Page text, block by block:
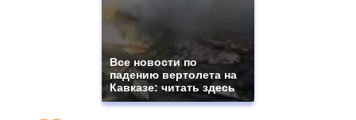
Все новости по
падению вертолета на
Кавказе: читать здесь